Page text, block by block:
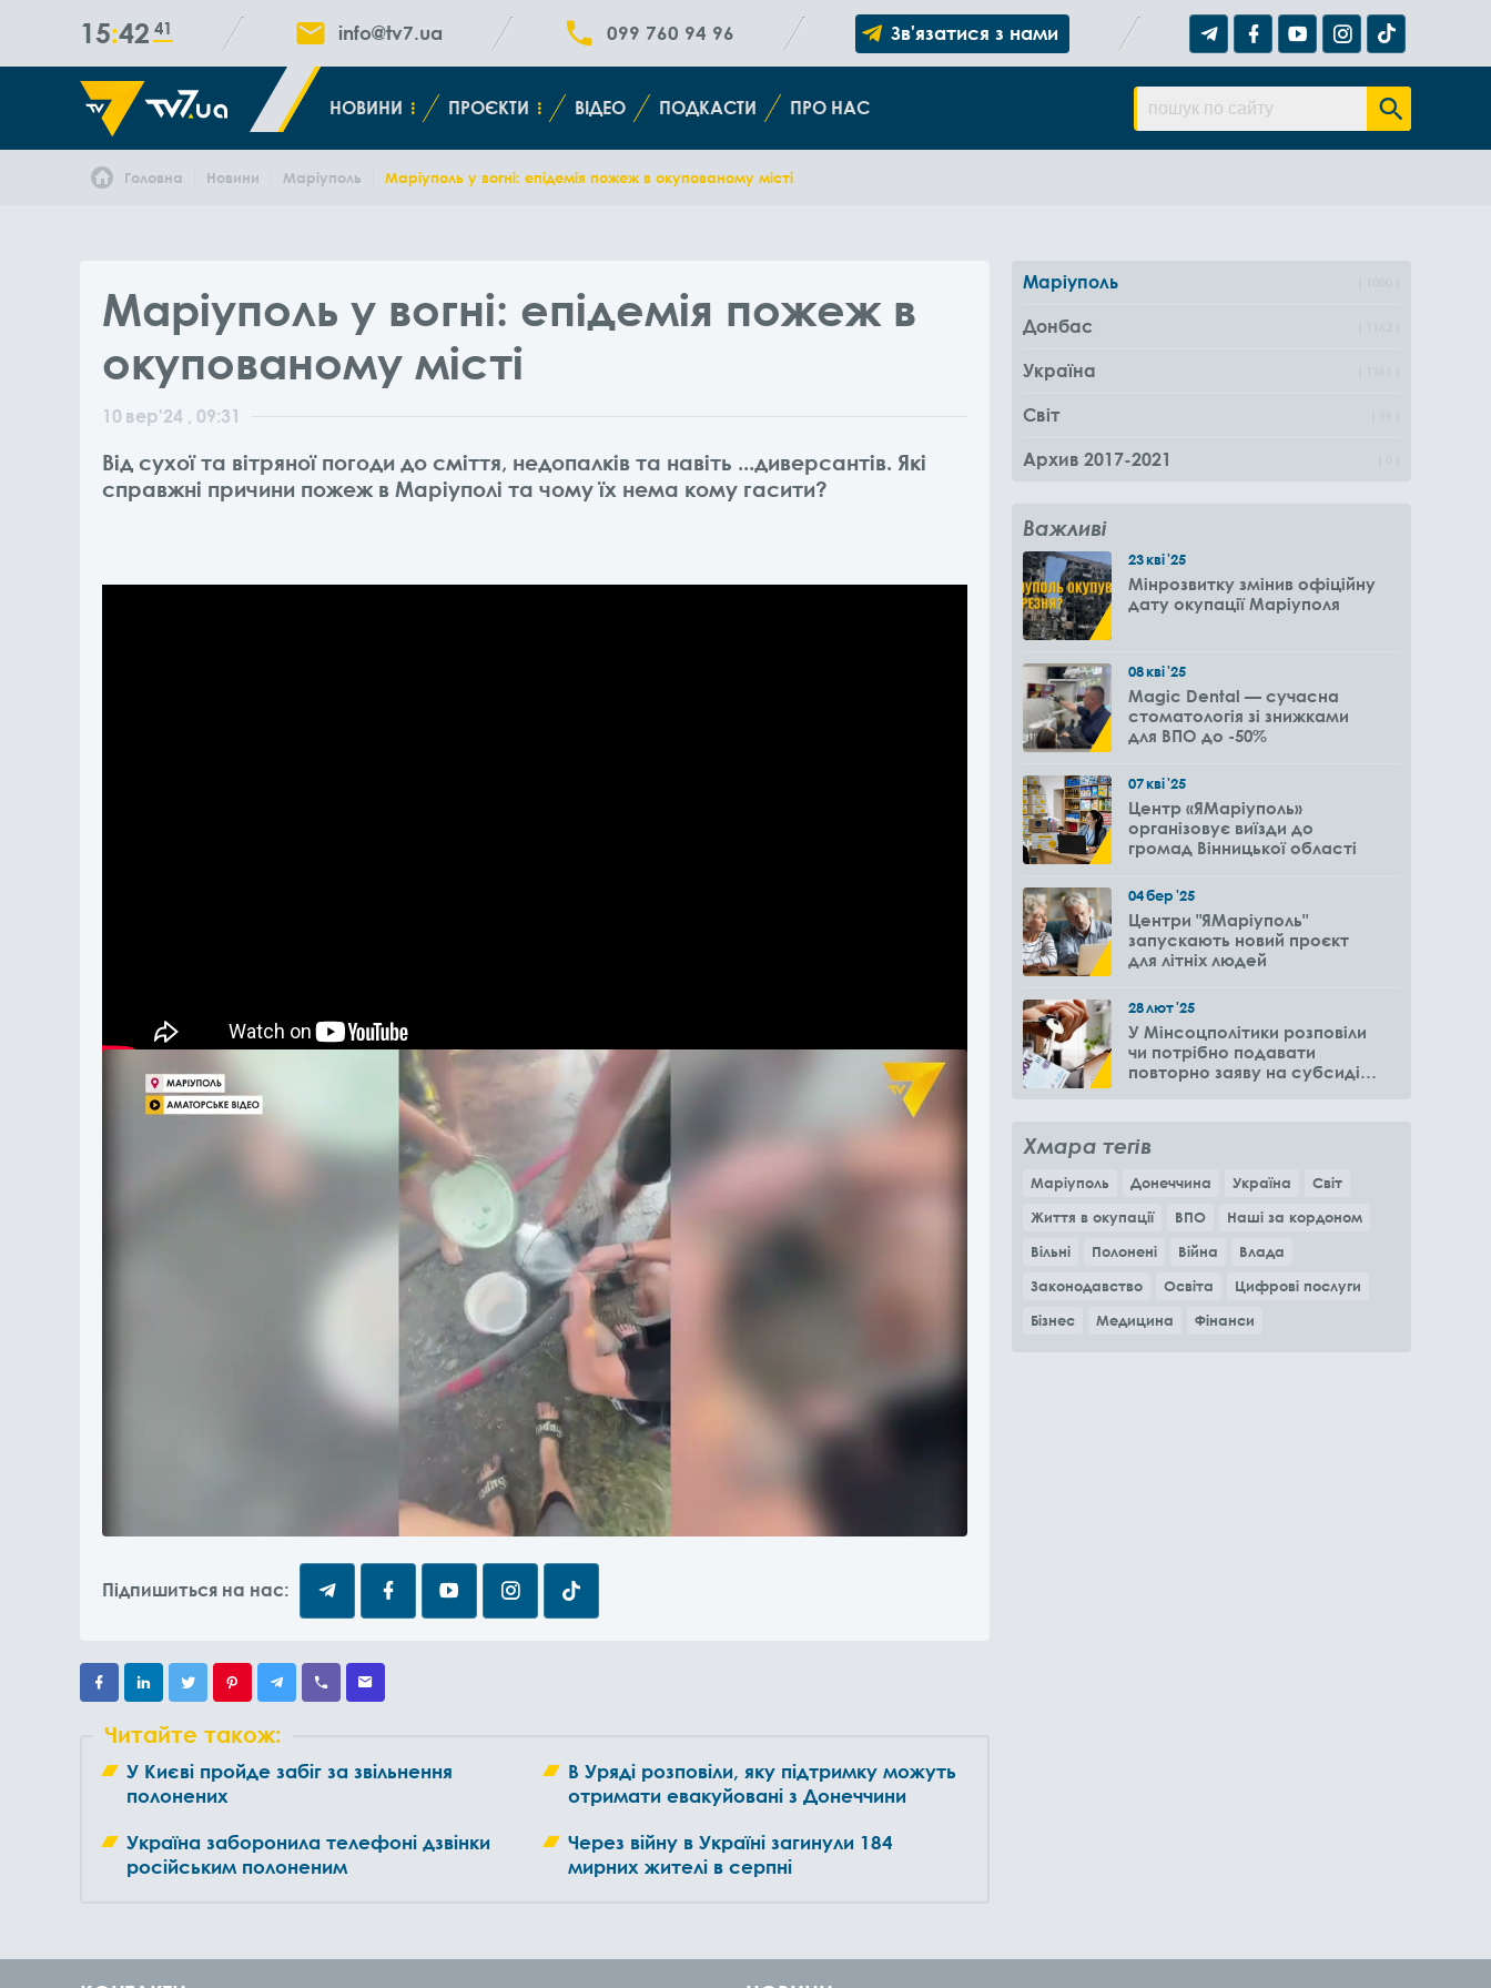
15 42 41 info@tv7.ua 099 760 94 96 Зв'язатися з нами
НОВИНИ ПРОЄКТИ ВІДЕО ПОДКАСТИ ПРО НАС
Головна Новини Маріуполь Маріуполь у вогні: епідемія пожеж в окупованому місті
Маріуполь у вогні: епідемія пожеж в
окупованому місті
10 вер'24 , 09:31
Від сухої та вітряної погоди до сміття, недопалків та навіть ...диверсантів. Які
справжні причини пожеж в Маріуполі та чому їх нема кому гасити?
Підпишиться на нас:
Читайте також:
У Києві пройде забіг за звільнення
полонених
В Уряді розповіли, яку підтримку можуть
отримати евакуйовані з Донеччини
Україна заборонила телефоні дзвінки
російським полоненим
Через війну в Україні загинули 184
мирних жителі в серпні
Маріуполь
Донбас
Україна
Світ
Архив 2017-2021
Важливі
23кві'25
Мінрозвитку змінив офіційну
дату окупації Маріуполя
08кві'25
Magic Dental — сучасна
стоматологія зі знижками
для ВПО до -50%
07кві'25
Центр «ЯМаріуполь»
організовує виїзди до
громад Вінницької області
04бер'25
Центри "ЯМаріуполь"
запускають новий проєкт
для літніх людей
28лют'25
У Мінсоцполітики розповіли
чи потрібно подавати
повторно заяву на субсидію
Хмара тегів
Маріуполь Донеччина Україна
Світ
Життя в окупації
ВПО
Наші за кордоном
Вільні
Полонені Війна
Влада
Законодавство
Освіта
Цифрові послуги
Бізнес
Медицина Фінанси